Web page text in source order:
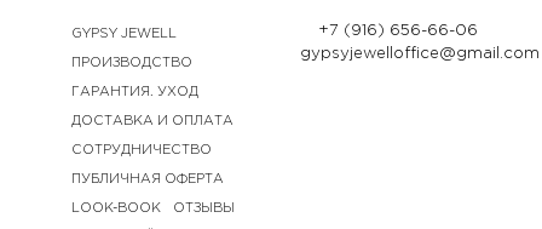
GYPSY JEWELL
ПРОИЗВОДСТВО
ГАРАНТИЯ. УХОД
ДОСТАВКА И ОПЛАТА
СОТРУДНИЧЕСТВО
ПУБЛИЧНАЯ ОФЕРТА
LOOK-BOOK ОТЗЫВЫ
+7 (916) 656-66-06
gypsyjewelloffice@gmail.com